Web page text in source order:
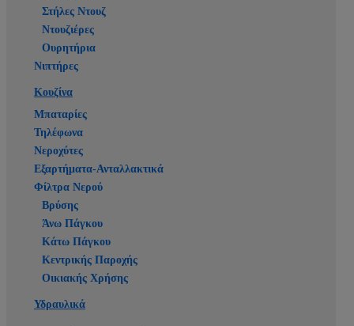
Στήλες Ντουζ
Ντουζιέρες
Ουρητήρια
Νιπτήρες
Κουζίνα
Μπαταρίες
Τηλέφωνα
Νεροχύτες
Εξαρτήματα-Ανταλλακτικά
Φίλτρα Νερού
Βρύσης
Άνω Πάγκου
Κάτω Πάγκου
Κεντρικής Παροχής
Οικιακής Χρήσης
Υδραυλικά